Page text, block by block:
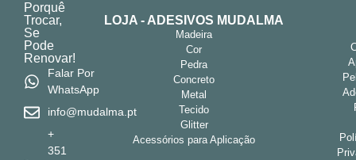
Porquê
Trocar,
Se
Pode
Renovar!
Falar Por
WhatsApp
info@mudalma.pt
+
351
LOJA - ADESIVOS MUDALMA
Madeira
Cor
Pedra
Concreto
Metal
Tecido
Glitter
Acessórios para Aplicação